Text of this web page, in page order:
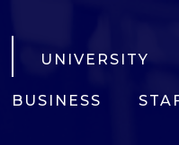
UNIVERSITY
BUSINESS